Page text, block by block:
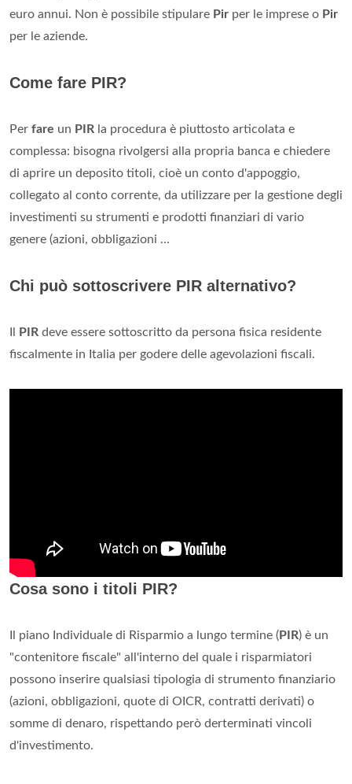
euro annui. Non è possibile stipulare Pir per le imprese o Pir
per le aziende.
Come fare PIR?
Per fare un PIR la procedura è piuttosto articolata e
complessa: bisogna rivolgersi alla propria banca e chiedere
di aprire un deposito titoli, cioè un conto d'appoggio,
collegato al conto corrente, da utilizzare per la gestione degli
investimenti su strumenti e prodotti finanziari di vario
genere (azioni, obbligazioni ...
Chi può sottoscrivere PIR alternativo?
PIR deve essere sottoscritto da persona fisica residente
fiscalmente in Italia per godere delle agevolazioni fiscali.
Cosa sono i titoli PIR?
Il piano Individuale di Risparmio a lungo termine (PIR) è un
"contenitore fiscale" all'interno del quale i risparmiatori
possono inserire qualsiasi tipologia di strumento finanziario
(azioni, obbligazioni, quote di OICR, contratti derivati) o
somme di denaro, rispettando però derterminati vincoli
d'investimento.